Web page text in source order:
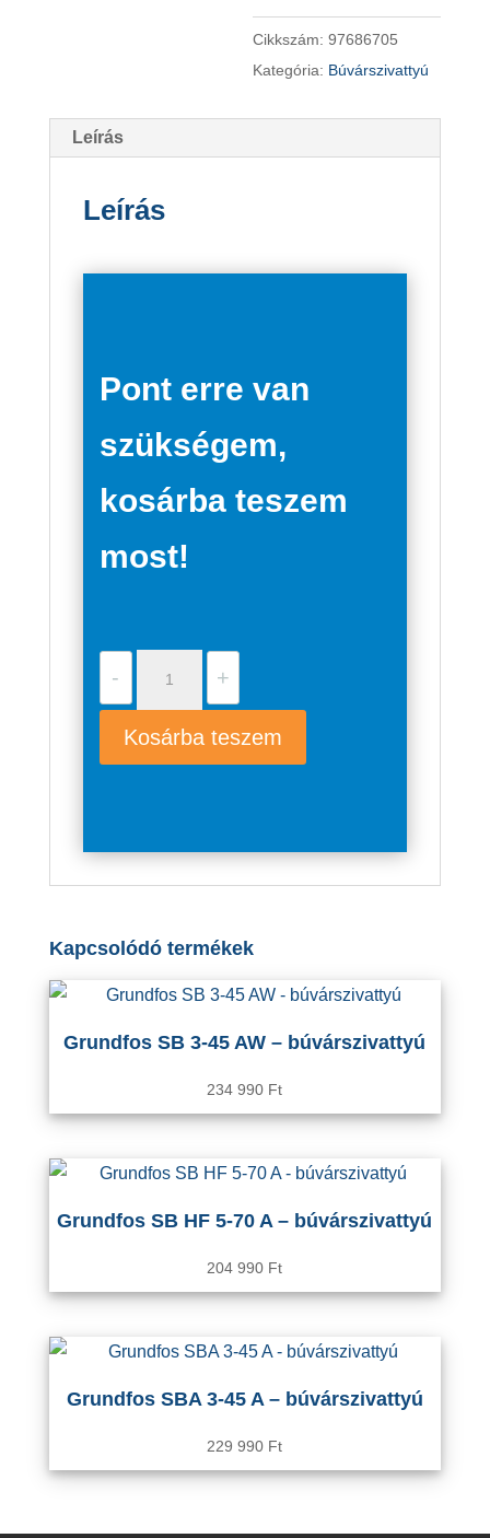
búvárszivattyú
mennyiség
Cikkszám:97686705
Kategória: Búvárszivattyú
Leírás
Leírás
Pont erre van
szükségem,
kosárba teszem
most!
- +
Kosárba teszem
Kapcsolódó termékek
Grundfos SB 3-45 AW – búvárszivattyú
234 990 Ft
Grundfos SB HF 5-70 A – búvárszivattyú
204 990 Ft
Grundfos SBA 3-45 A – búvárszivattyú
229 990 Ft